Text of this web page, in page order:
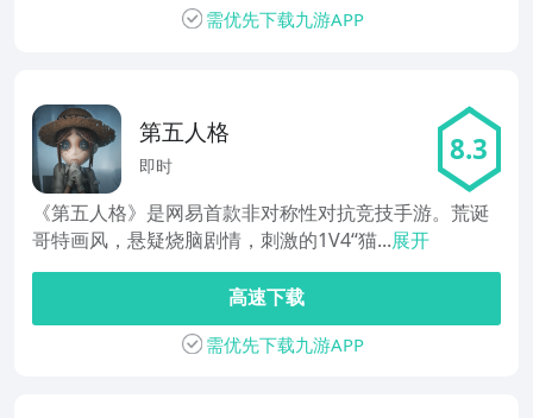
需优先下载九游APP
第五人格
即时 8.3
《第五人格》是网易首款非对称性对抗竞技手游。荒诞
哥特画风，悬疑烧脑剧情，刺激的1V4“猫...展开
高速下载
需优先下载九游APP